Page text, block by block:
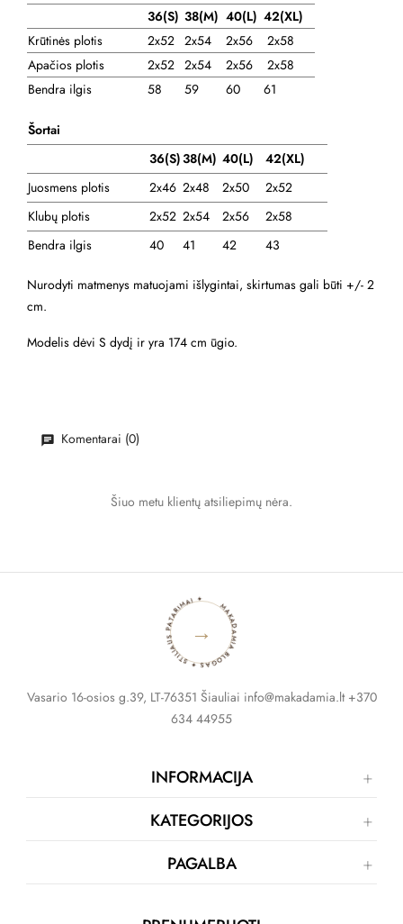
36(S) 38(M) 40(L) 42(XL)
Krūtinės plotis
2x52 2x54 2x56
2x58
Apačios plotis
2x52 2x54 2x56
2x58
Bendra ilgis
58 59 60 61
Šortai
36(S)38(M) 40(L)
42(XL)
Juosmens plotis
2x46 2x48 2x50
2x52
Klubų plotis
2x52 2x54 2x56
2x58
Bendra ilgis
40 41 42 43
Nurodyti matmenys matuojami išlygintai, skirtumas gali būti +/- 2
cm.
Modelis dėvi S dydį ir yra 174 cm ūgio.
Komentarai (0)
Šiuo metu klientų atsiliepimų nėra.
MAKADAMIA BLOGAS ✦ STILIAUS PATARIMAI ✦
→
Vasario 16-osios g.39, LT-76351 Šiauliai info@makadamia.lt +370
634 44955
INFORMACIJA
KATEGORIJOS
PAGALBA